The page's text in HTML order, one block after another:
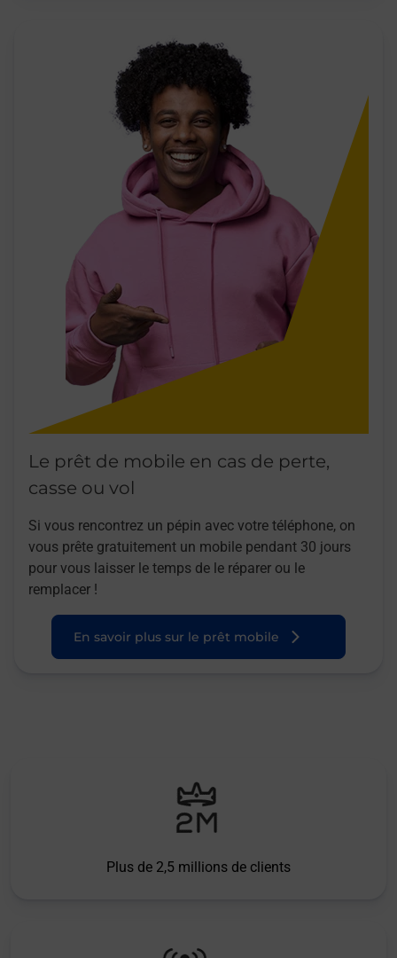
Le prêt de mobile en cas de perte,
casse ou vol
Si vous rencontrez un pépin avec votre téléphone, on
vous prête gratuitement un mobile pendant 30 jours
pour vous laisser le temps de le réparer ou le
remplacer !
En savoir plus sur le prêt mobile
Plus de 2,5 millions de clients